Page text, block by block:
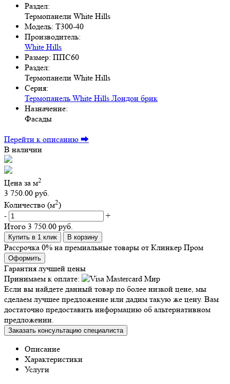
Раздел:
Термопанели White Hills
Модель: T300-40
Производитель:
White Hills
Размер: ППС60
Раздел:
Термопанели White Hills
Серия:
Термопанель White Hills Лондон брик
Назначение:
Фасады
Перейти к описанию ⮕
В наличии
Цена за м2
3 750.00 руб.
Количество (м2)
-
+
Итого 3 750.00 руб.
Купить в 1 клик В корзину
Рассрочка 0% на премиальные товары от Клинкер Пром
Оформить
Гарантия лучшей цены
Принимаем к оплате:
Если вы найдете данный товар по более низкой цене, мы
сделаем лучшее предложение или дадим такую же цену. Вам
достаточно предоставить информацию об альтернативном
предложении.
Заказать консультацию специалиста
Описание
Характеристики
Услуги